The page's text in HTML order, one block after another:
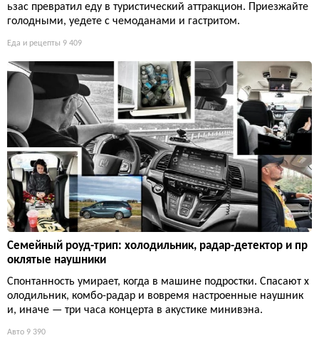
ьзас превратил еду в туристический аттракцион. Приезжайте
голодными, уедете с чемоданами и гастритом.
Еда и рецепты 9 409
Семейный роуд-трип: холодильник, радар-детектор и пр
оклятые наушники
Спонтанность умирает, когда в машине подростки. Спасают х
олодильник, комбо-радар и вовремя настроенные наушник
и, иначе — три часа концерта в акустике минивэна.
Авто 9 390